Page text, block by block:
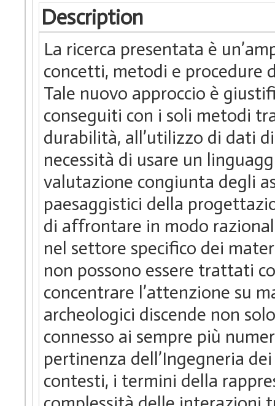
Description
La ricerca presentata è
concetti, metodi e procedure
Tale nuovo approccio è
conseguiti con i soli metodi
durabilità, all’utilizzo di dati
necessità di usare un
valutazione congiunta degli
paesaggistici della
di affrontare in modo
nel settore specifico dei
non possono essere trattati
concentrare l’attenzione su
archeologici discende non
connesso ai sempre più
pertinenza dell’Ingegneria
contesti, i termini della